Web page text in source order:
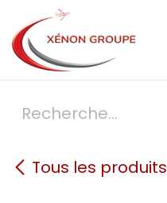
Se rendre au contenu
Tous les produits